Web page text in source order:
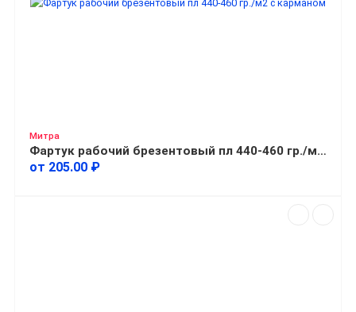
Митра
Фартук рабочий брезентовый пл 440-460 гр./м2 с карманом
от 205.00 ₽